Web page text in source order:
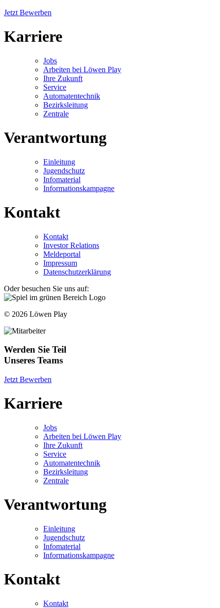
Jetzt Bewerben
Karriere
Jobs
Arbeiten bei Löwen Play
Ihre Zukunft
Service
Automatentechnik
Bezirksleitung
Zentrale
Verantwortung
Einleitung
Jugendschutz
Infomaterial
Informationskampagne
Kontakt
Kontakt
Investor Relations
Meldeportal
Impressum
Datenschutzerklärung
Oder besuchen Sie uns auf:
© 2026 Löwen Play
Werden Sie Teil
Unseres Teams
Jetzt Bewerben
Karriere
Jobs
Arbeiten bei Löwen Play
Ihre Zukunft
Service
Automatentechnik
Bezirksleitung
Zentrale
Verantwortung
Einleitung
Jugendschutz
Infomaterial
Informationskampagne
Kontakt
Kontakt